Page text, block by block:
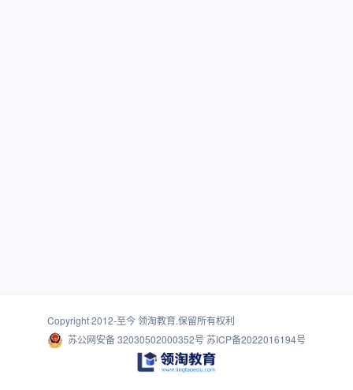
Copyright 2012-至今领淘教育.保留所有权利
苏公网安备 32030502000352号 苏ICP备2022016194号